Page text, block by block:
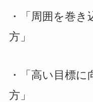
・「周囲を巻
方」
・「高い目標
方」